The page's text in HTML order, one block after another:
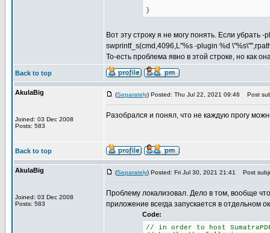
}
Вот эту строку я не могу понять. Если убрать
swprintf_s(cmd,4096,L"%s -plugin %d
То-есть проблема явно в этой строке, но как
Back to top
AkulaBig
Joined: 03 Dec 2008
Posts: 583
(Separately) Posted: Thu Jul 22, 2021 09:46 Post
Разобрался и понял, что не каждую прогу
Back to top
AkulaBig
Joined: 03 Dec 2008
Posts: 583
(Separately) Posted: Fri Jul 30, 2021 21:41 Post
Проблему локализовал. Дело в том, вообще
приложение всегда запускается в отдельном
Code:
// in order to host